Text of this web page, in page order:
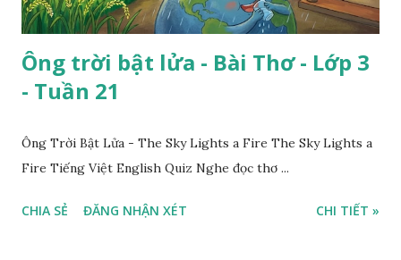
Ông trời bật lửa - Bài Thơ - Lớp 3
- Tuần 21
Ông Trời Bật Lửa - The Sky Lights a Fire The Sky Lights a
Fire Tiếng Việt English Quiz Nghe đọc thơ ...
CHIA SẺ ĐĂNG NHẬN XÉT CHI TIẾT »